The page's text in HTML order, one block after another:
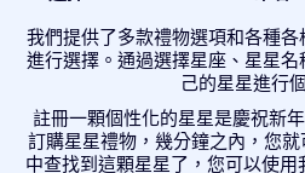
我們提供了多款禮物選項和各種
進行選擇。通過選擇星座、星星
己的星星進行
註冊一顆個性化的星星是慶祝新
訂購星星禮物，幾分鐘之內，您
中查找到這顆星星了，您可以使用